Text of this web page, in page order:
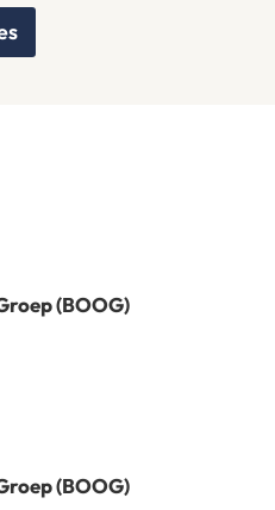
(BOOG)
(BOOG)